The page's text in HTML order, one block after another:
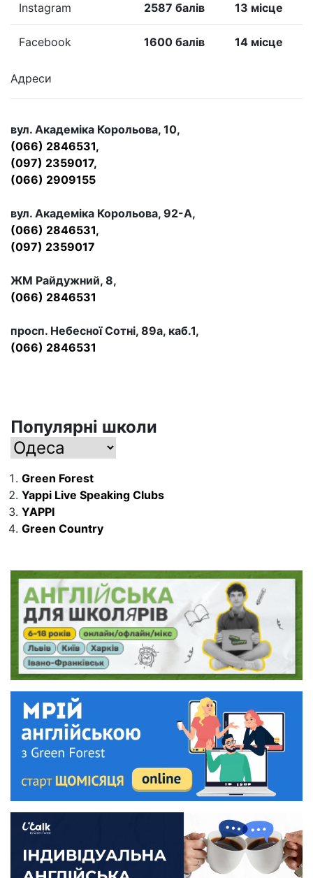
Instagram 2587 балів 13 місце
Facebook 1600 балів 14 місце
Адреси
вул. Академіка Корольова, 10,
(066) 2846531,
(097) 2359017,
(066) 2909155
вул. Академіка Корольова, 92-А,
(066) 2846531,
(097) 2359017
ЖМ Райдужний, 8,
(066) 2846531
просп. Небесної Сотні, 89а, каб.1,
(066) 2846531
Популярні школи
Green Forest
Yappi Live Speaking Clubs
YAPPI
Green Country